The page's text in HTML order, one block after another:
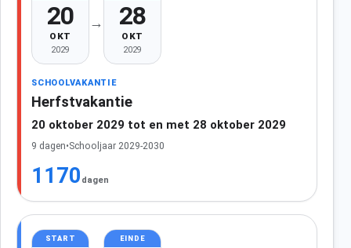
20
OKT
2029
→ 28
OKT
2029
SCHOOLVAKANTIE
Herfstvakantie
20 oktober 2029 tot en met 28 oktober 2029
9 dagen•Schooljaar 2029-2030
1170 dagen
START EINDE